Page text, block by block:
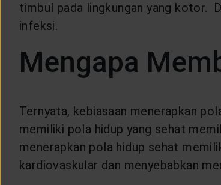
timbul pada lingkungan yang kotor.
infeksi.
Mengapa
Ternyata, kebiasaan menerapkan
memiliki pola hidup yang sehat
menerapkan pola hidup sehat
kardiovaskular dan menyebabkan